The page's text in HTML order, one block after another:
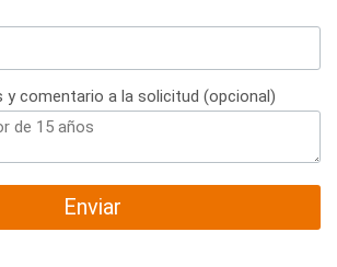
y comentario a la solicitud (opcional)
Enviar